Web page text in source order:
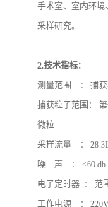
手术室、室内环境
采样研究。
2.技术指标：
测量范围 ： 捕获
捕获粒子范围：
微粒
采样流量 ：
噪 声 ： ≤60 db
电子定时器 ： 范
工作电源 ：